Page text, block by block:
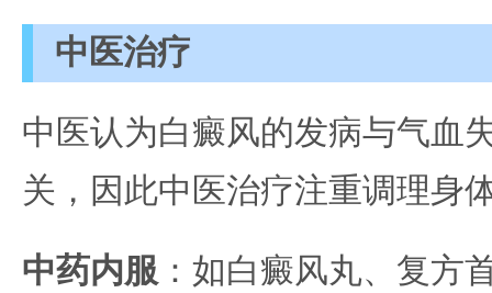
中医治疗
中医认为白癜风的发病与气血
关，因此中医治疗注重调理身
中药内服 ：如白癜风丸、复方